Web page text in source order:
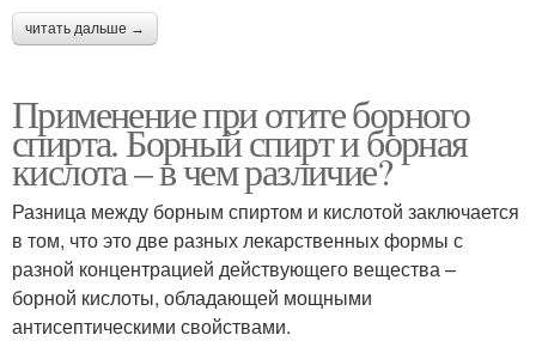
читать дальше →
Применение при отите борного
спирта. Борный спирт и борная
кислота – в чем различие?
Разница между борным спиртом и кислотой заключается
в том, что это две разных лекарственных формы с
разной концентрацией действующего вещества –
борной кислоты, обладающей мощными
антисептическими свойствами.